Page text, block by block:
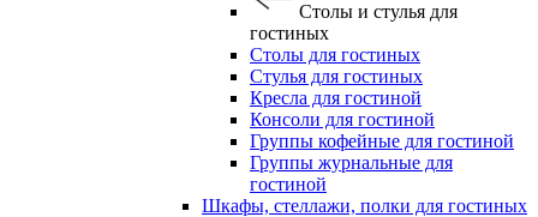
Столы и стулья для
гостиных
Столы для гостиных
Стулья для гостиных
Кресла для гостиной
Консоли для гостиной
Группы кофейные для гостиной
Группы журнальные для
гостиной
Шкафы, стеллажи, полки для гостиных